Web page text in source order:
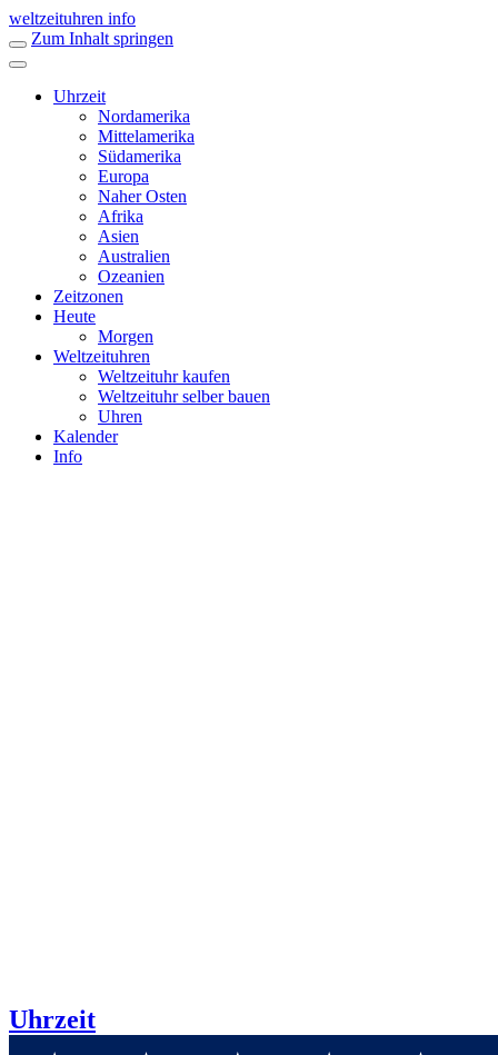
weltzeituhren info
Zum Inhalt springen
Uhrzeit
Nordamerika
Mittelamerika
Südamerika
Europa
Naher Osten
Afrika
Asien
Australien
Ozeanien
Zeitzonen
Heute
Morgen
Weltzeituhren
Weltzeituhr kaufen
Weltzeituhr selber bauen
Uhren
Kalender
Info
Uhrzeit